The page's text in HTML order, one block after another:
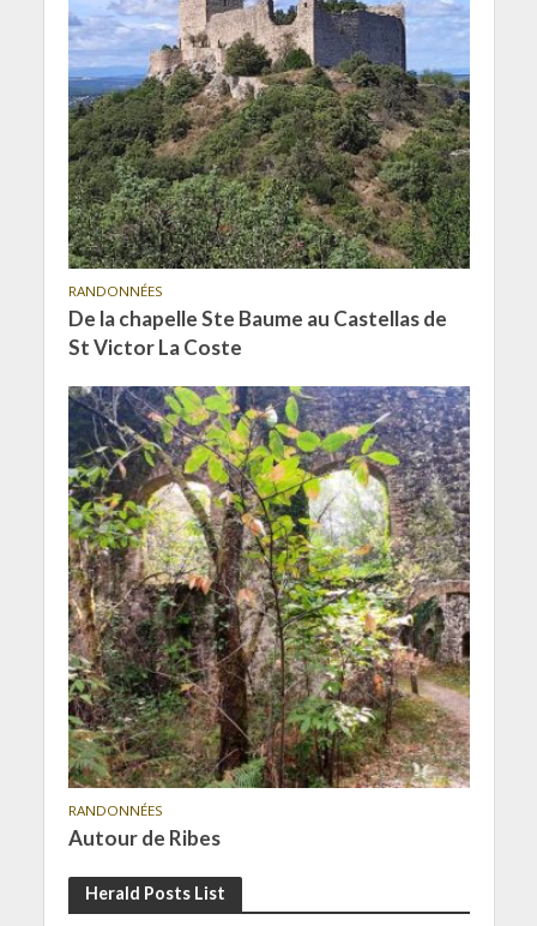
RANDONNÉES
De la chapelle Ste Baume au Castellas de
St Victor La Coste
RANDONNÉES
Autour de Ribes
Herald Posts List